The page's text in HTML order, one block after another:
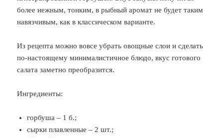
более нежным, тонким, в рыбный аромат не будет таким
навязчивым, как в классическом варианте.
Из рецепта можно вовсе убрать овощные слои и сделать
по-настоящему минималистичное блюдо, вкус готового
салата заметно преобразится.
Ингредиенты:
горбуша – 1 б.;
сырки плавленные – 2 шт.;